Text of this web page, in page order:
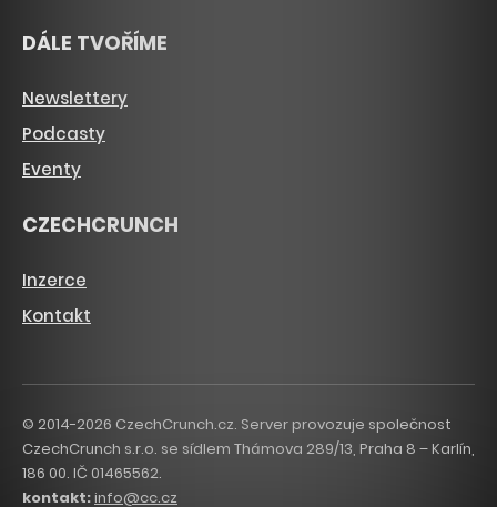
DÁLE TVOŘÍME
Newslettery
Podcasty
Eventy
CZECHCRUNCH
Inzerce
Kontakt
© 2014-2026 CzechCrunch.cz. Server provozuje společnost
CzechCrunch s.r.o. se sídlem Thámova 289/13, Praha 8 – Karlín,
186 00. IČ 01465562.
kontakt:info@cc.cz